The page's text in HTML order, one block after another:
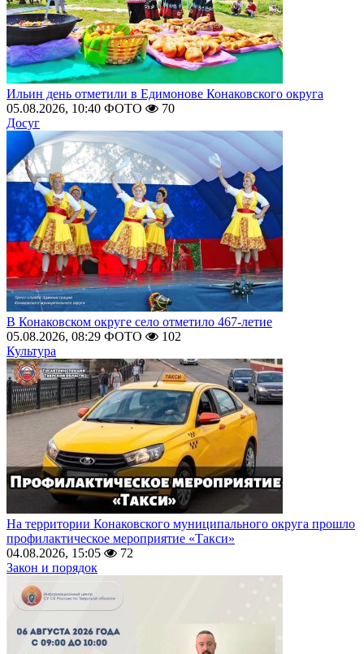
Ильин день отметили в Едимонове Конаковского округа
05.08.2026, 10:40 ФОТО
70
Досуг
В Конаковском округе село отметило 467-летие
05.08.2026, 08:29 ФОТО
102
Культура
На территории Конаковского муниципального округа прошло
профилактическое мероприятие «Такси»
04.08.2026, 15:05
72
Закон и порядок